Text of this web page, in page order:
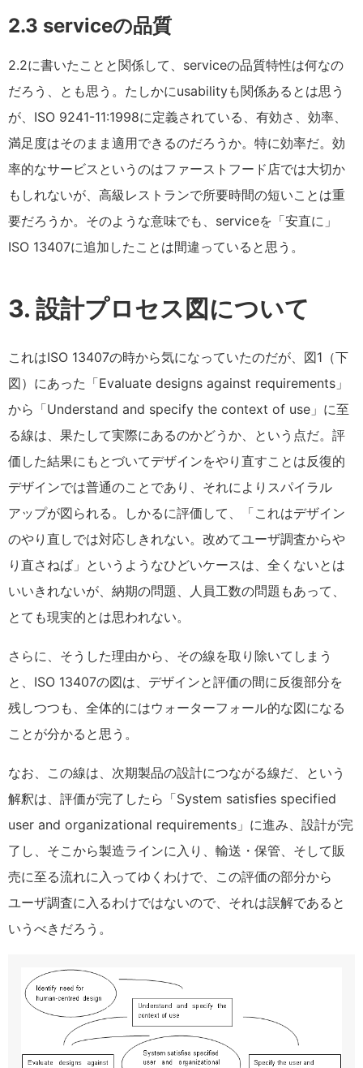
2.3 serviceの品質
2.2に書いたことと関係して、serviceの品質特性は何なの
だろう、とも思う。たしかにusabilityも関係あるとは思う
が、 ISO 9241-11:1998に定義されている、有効さ、効率、
満足度はそのまま適用できるのだろうか。特に効率だ。効
率的なサービスというのはファーストフード店では大切か
もしれないが、高級レストランで所要時間の短いことは重
要だろうか。そのような意味でも、serviceを「安直に」
ISO 13407に追加したことは間違っていると思う。
3. 設計プロセス図について
これはISO 13407の時から気になっていたのだが、図1（下
図）にあった「Evaluate designs against requirements」
から「Understand and specify the context of use」に至
る線は、果たして実際にあるのかどうか、という点だ。評
価した結果にもとづいてデザインをやり直すことは反復的
デザインでは普通のことであり、それによりスパイラル
アップが図られる。しかるに評価して、「これはデザイン
のやり直しでは対応しきれない。改めてユーザ調査からや
り直さねば」というようなひどいケースは、全くないとは
いいきれないが、納期の問題、人員工数の問題もあって、
とても現実的とは思われない。
さらに、そうした理由から、その線を取り除いてしまう
と、ISO 13407の図は、デザインと評価の間に反復部分を
残しつつも、全体的にはウォーターフォール的な図になる
ことが分かると思う。
なお、この線は、次期製品の設計につながる線だ、という
解釈は、評価が完了したら「System satisfies specified
user and organizational requirements」に進み、設計が完
了し、そこから製造ラインに入り、輸送・保管、そして販
売に至る流れに入ってゆくわけで、この評価の部分から
ユーザ調査に入るわけではないので、それは誤解であると
いうべきだろう。